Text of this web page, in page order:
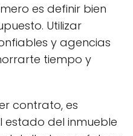
es definir bien
Utilizar
y agencias
tiempo y
contrato, es
del inmueble